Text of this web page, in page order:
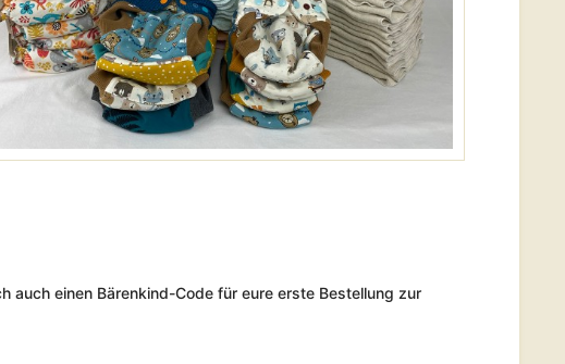
auch einen Bärenkind-Code für eure erste Bestellung zur